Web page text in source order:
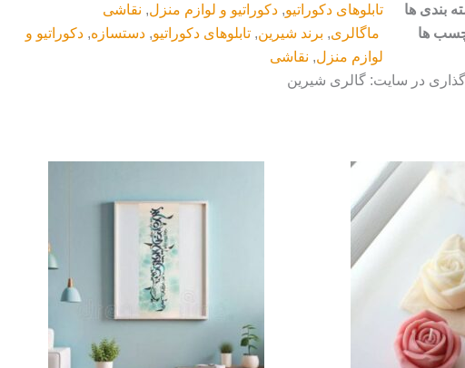
بندی ها
تابلوهای دکوراتیو,دکوراتیو و لوازم منزل, نقاشی
ها
ماگالری, برند شیرین,تابلوهای دکوراتیو,دستسازه,دکوراتیو و
لوازم منزل, نقاشی
در سایت: گالری شیرین